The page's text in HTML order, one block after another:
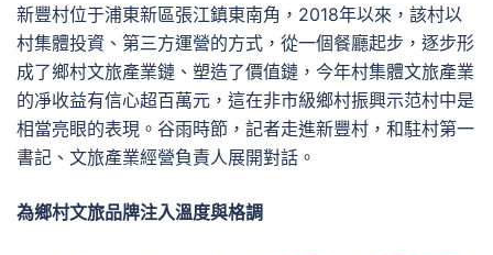
新豐村位于浦東新區張江鎮東南角，2018年以來，該村以
村集體投資、第三方運營的方式，從一個餐廳起步，逐步形
成了鄉村文旅產業鏈、塑造了價值鏈，今年村集體文旅產業
的凈收益有信心超百萬元，這在非市級鄉村振興示范村中是
相當亮眼的表現。谷雨時節，記者走進新豐村，和駐村第一
書記、文旅產業經營負責人展開對話。
為鄉村文旅品牌注入溫度與格調